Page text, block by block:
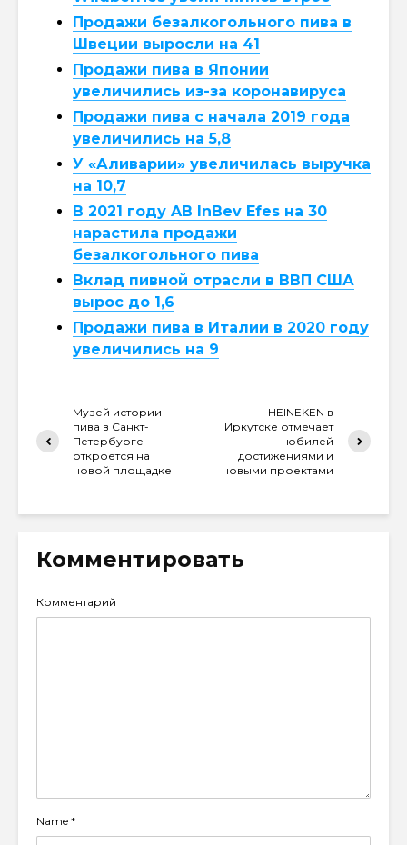
Продажи безалкогольного пива в
Швеции выросли на 41
Продажи пива в Японии
увеличились из-за коронавируса
Продажи пива с начала 2019 года
увеличились на 5,8
У «Аливарии» увеличилась выручка
на 10,7
В 2021 году AB InBev Efes на 30
нарастила продажи
безалкогольного пива
Вклад пивной отрасли в ВВП США
вырос до 1,6
Продажи пива в Италии в 2020 году
увеличились на 9
Музей истории
пива в Санкт-
Петербурге
откроется на
новой площадке
HEINEKEN в
Иркутске отмечает
юбилей
достижениями и
новыми проектами
Комментировать
Комментарий
Name *